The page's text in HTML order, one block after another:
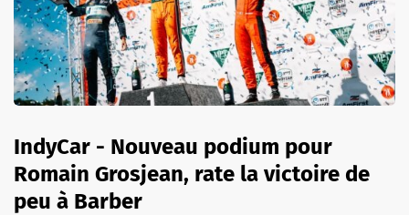
IndyCar - Nouveau podium pour
Romain Grosjean, rate la victoire de
peu à Barber